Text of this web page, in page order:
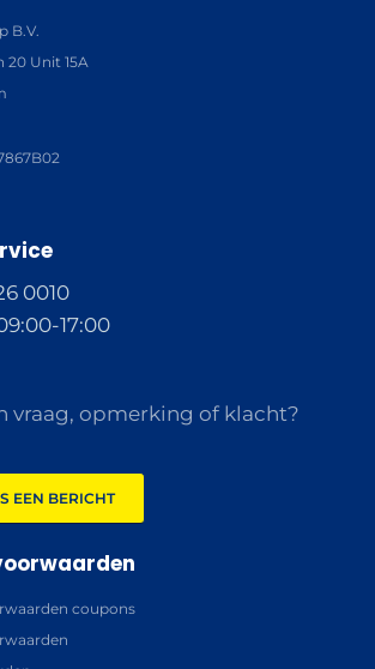
B.V.
20 Unit 15A
0010
17:00
vraag, opmerking of klacht?
EEN BERICHT
coupons